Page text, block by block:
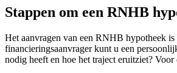
Stappen om een RNHB
Het aanvragen van een RNHB hypotheek
financieringsaanvrager kunt u een
nodig heeft en hoe het traject eruitziet?